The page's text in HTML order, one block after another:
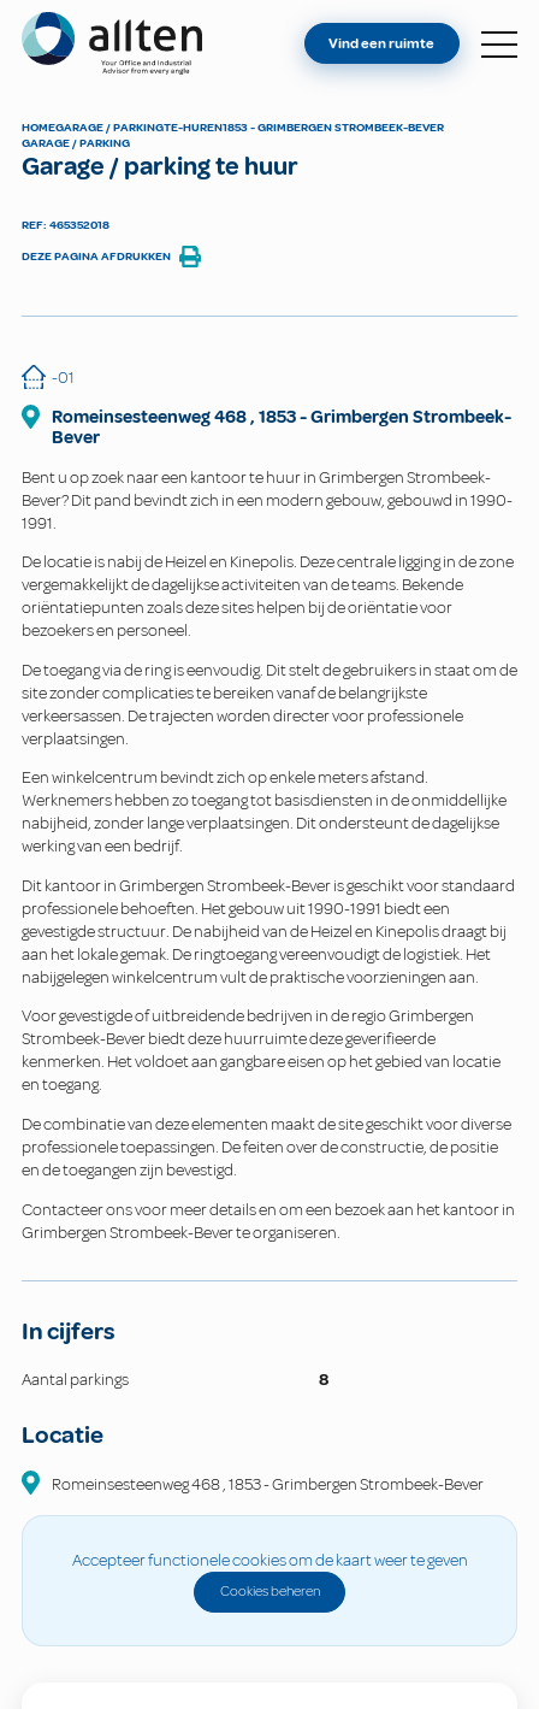
Allten
VIND EEN RUIMTE
CONTACT
Vind een ruimte
HOMEGARAGE / PARKINGTE-HUREN1853 - GRIMBERGEN STROMBEEK-BEVER
GARAGE / PARKING
Garage / parking te huur
REF: 465352018
DEZE PAGINA AFDRUKKEN
-01
Romeinsesteenweg468, 1853-Grimbergen Strombeek-
Bever
Bent u op zoek naar een kantoor te huur in Grimbergen Strombeek-
Bever? Dit pand bevindt zich in een modern gebouw, gebouwd in 1990-
1991.
De locatie is nabij de Heizel en Kinepolis. Deze centrale ligging in de zone
vergemakkelijkt de dagelijkse activiteiten van de teams. Bekende
oriëntatiepunten zoals deze sites helpen bij de oriëntatie voor
bezoekers en personeel.
De toegang via de ring is eenvoudig. Dit stelt de gebruikers in staat om de
site zonder complicaties te bereiken vanaf de belangrijkste
verkeersassen. De trajecten worden directer voor professionele
verplaatsingen.
Een winkelcentrum bevindt zich op enkele meters afstand.
Werknemers hebben zo toegang tot basisdiensten in de onmiddellijke
nabijheid, zonder lange verplaatsingen. Dit ondersteunt de dagelijkse
werking van een bedrijf.
Dit kantoor in Grimbergen Strombeek-Bever is geschikt voor standaard
professionele behoeften. Het gebouw uit 1990-1991 biedt een
gevestigde structuur. De nabijheid van de Heizel en Kinepolis draagt bij
aan het lokale gemak. De ringtoegang vereenvoudigt de logistiek. Het
nabijgelegen winkelcentrum vult de praktische voorzieningen aan.
Voor gevestigde of uitbreidende bedrijven in de regio Grimbergen
Strombeek-Bever biedt deze huurruimte deze geverifieerde
kenmerken. Het voldoet aan gangbare eisen op het gebied van locatie
en toegang.
De combinatie van deze elementen maakt de site geschikt voor diverse
professionele toepassingen. De feiten over de constructie, de positie
en de toegangen zijn bevestigd.
Contacteer ons voor meer details en om een bezoek aan het kantoor in
Grimbergen Strombeek-Bever te organiseren.
In cijfers
Aantal parkings 8
Locatie
Romeinsesteenweg468,1853-Grimbergen Strombeek-Bever
Accepteer functionele cookies om de kaart weer te geven
Cookies beheren